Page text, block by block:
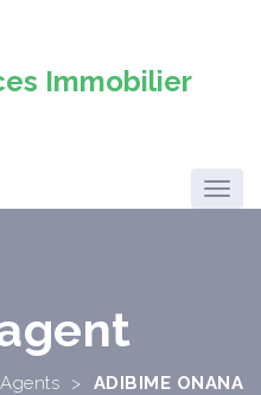
Agents > ADIBIME ONANA